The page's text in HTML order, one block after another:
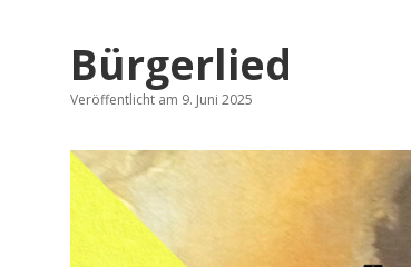
Bürgerlied
Veröffentlicht am 9. Juni 2025